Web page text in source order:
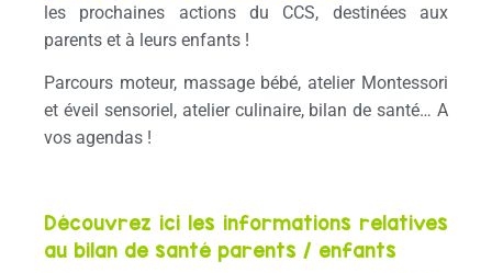
les prochaines actions du CCS, destinées aux
parents et à leurs enfants !
Parcours moteur, massage bébé, atelier Montessori
et éveil sensoriel, atelier culinaire, bilan de santé… A
vos agendas !
Découvrez ici les informations relatives
au bilan de santé parents / enfants